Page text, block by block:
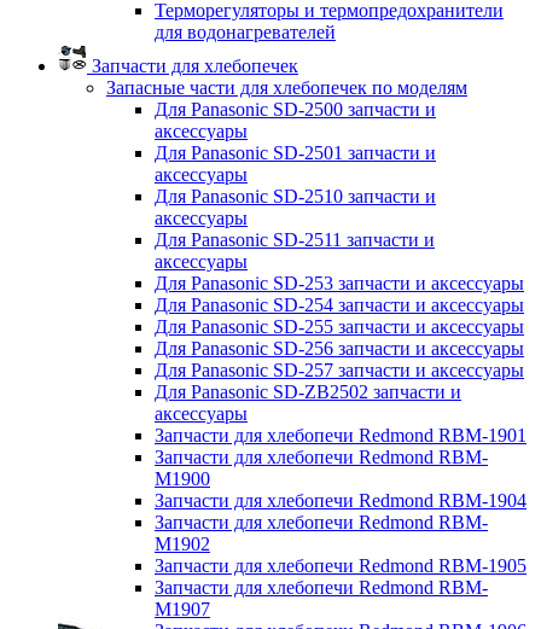
Терморегуляторы и термопредохранители
для водонагревателей
Запчасти для хлебопечек
Запасные части для хлебопечек по моделям
Для Panasonic SD-2500 запчасти и
аксессуары
Для Panasonic SD-2501 запчасти и
аксессуары
Для Panasonic SD-2510 запчасти и
аксессуары
Для Panasonic SD-2511 запчасти и
аксессуары
Для Panasonic SD-253 запчасти и аксессуары
Для Panasonic SD-254 запчасти и аксессуары
Для Panasonic SD-255 запчасти и аксессуары
Для Panasonic SD-256 запчасти и аксессуары
Для Panasonic SD-257 запчасти и аксессуары
Для Panasonic SD-ZB2502 запчасти и
аксессуары
Запчасти для хлебопечи Redmond RBM-1901
Запчасти для хлебопечи Redmond RBM-
M1900
Запчасти для хлебопечи Redmond RBM-1904
Запчасти для хлебопечи Redmond RBM-
M1902
Запчасти для хлебопечи Redmond RBM-1905
Запчасти для хлебопечи Redmond RBM-
M1907